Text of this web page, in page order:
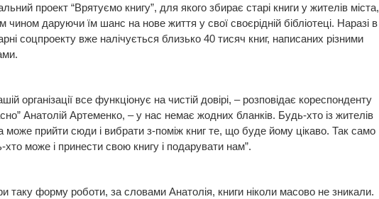
проект “Врятуємо книгу”, для якого збирає старі книги у жителів міста,
чином даруючи їм шанс на нове життя у свої своєрідній бібліотеці. Наразі в
соцпроекту вже налічується близько 40 тисяч книг, написаних різними
організації все функціонує на чистій довірі, – розповідає кореспонденту
Анатолій Артеменко, – у нас немає жодних бланків. Будь-хто із жителів
може прийти сюди і вибрати з-поміж книг те, що буде йому цікаво. Так само
хто може і принести свою книгу і подарувати нам”.
таку форму роботи, за словами Анатолія, книги ніколи масово не зникали.